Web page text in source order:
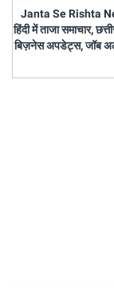
Janta Se Rishta
हिंदी में ताजा समाचार,
बिज़नेस अपडेट्स, जॉब